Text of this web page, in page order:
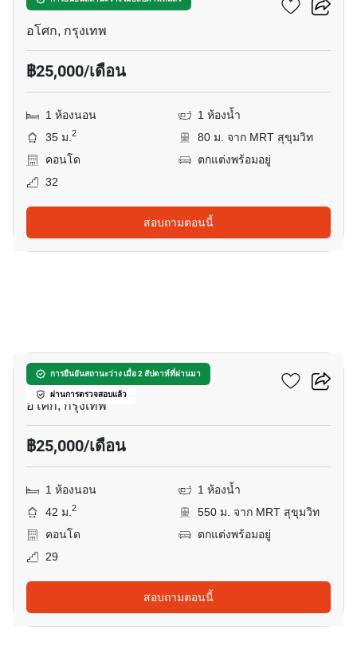
อโศก, กรุงเทพ
฿25,000/เดือน
1 ห้องนอน
1 ห้องน้ำ
35 ม.2
80 ม. จาก MRT สุขุมวิท
คอนโด
ตกแต่งพร้อมอยู่
32
สอบถามตอนนี้
การยืนยันสถานะว่าง เมื่อ 2 สัปดาห์ที่ผ่านมา
ผ่านการตรวจสอบแล้ว
แกรนด์ พาร์ค วิว อโศก
อโศก, กรุงเทพ
฿25,000/เดือน
1 ห้องนอน
1 ห้องน้ำ
42 ม.2
550 ม. จาก MRT สุขุมวิท
คอนโด
ตกแต่งพร้อมอยู่
29
สอบถามตอนนี้